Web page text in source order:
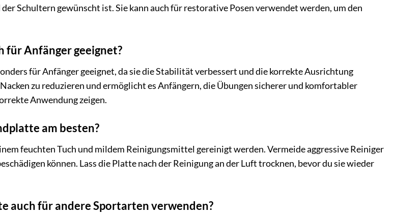
Schultern gewünscht ist. Sie kann auch für restorative Posen verwendet werden, um den
für Anfänger geeignet?
für Anfänger geeignet, da sie die Stabilität verbessert und die korrekte Ausrichtung
zu reduzieren und ermöglicht es Anfängern, die Übungen sicherer und komfortabler
Anwendung zeigen.
am besten?
feuchten Tuch und mildem Reinigungsmittel gereinigt werden. Vermeide aggressive Reiniger
können. Lass die Platte nach der Reinigung an der Luft trocknen, bevor du sie wieder
auch für andere Sportarten verwenden?